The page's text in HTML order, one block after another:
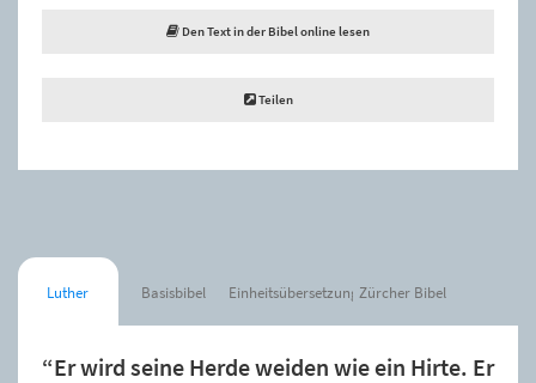
Den Text in der Bibel online lesen
Teilen
Luther Basisbibel Einheitsübersetzung Zürcher Bibel
“Er wird seine Herde weiden wie ein Hirte. Er